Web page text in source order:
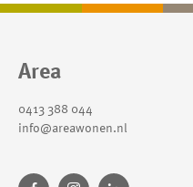
Contactinformatie
Area
0413 388 044
info@areawonen.nl